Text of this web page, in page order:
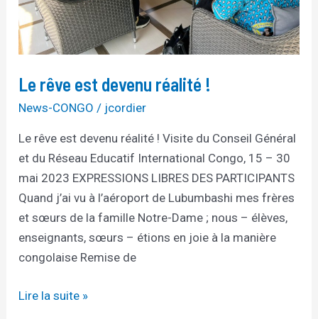
Le rêve est devenu réalité !
News-CONGO / jcordier
Le rêve est devenu réalité ! Visite du Conseil Général
et du Réseau Educatif International Congo, 15 – 30
mai 2023 EXPRESSIONS LIBRES DES PARTICIPANTS
Quand j’ai vu à l’aéroport de Lubumbashi mes frères
et sœurs de la famille Notre-Dame ; nous – élèves,
enseignants, sœurs – étions en joie à la manière
congolaise Remise de
Lire la suite »